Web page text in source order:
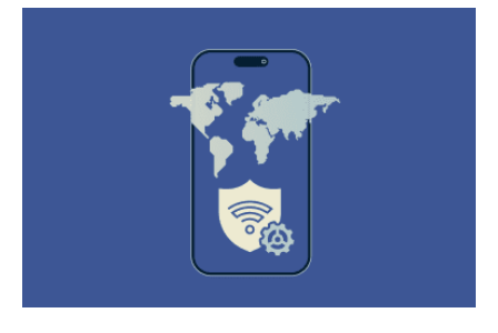
PREGUNTAS FRECUENTES: Preguntas frecuentes
sobre cómo configurar una VPN en el iPhone